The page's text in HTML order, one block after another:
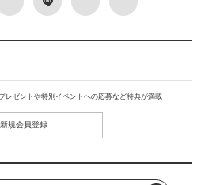
レゼントや特別イベントへの応募など特典が満載
新規会員登録